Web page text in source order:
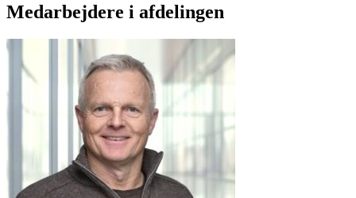
Medarbejdere i afdelingen